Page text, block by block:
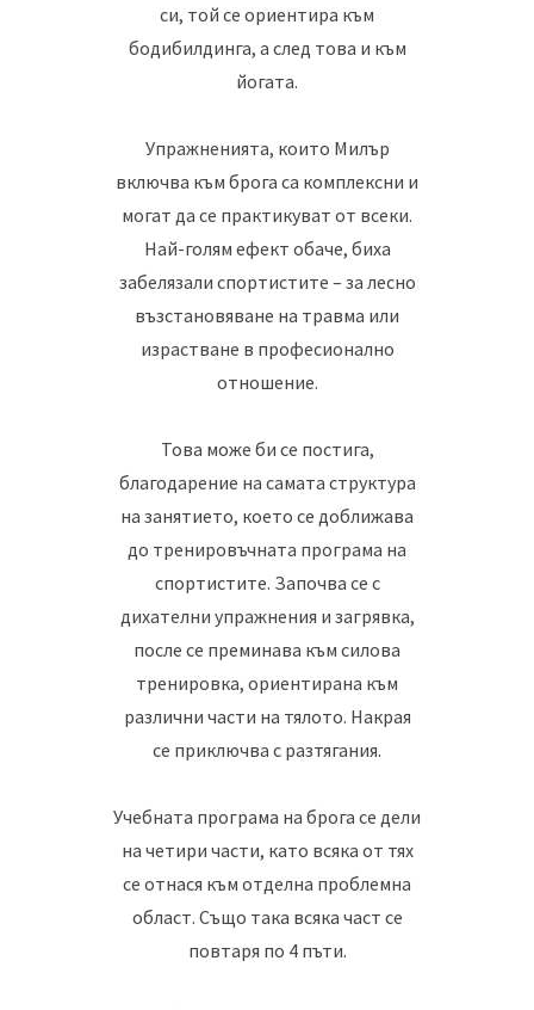
си, той се ориентира към
бодибилдинга, а след това и към
йогата.
Упражненията, които Милър
включва към брога са комплексни и
могат да се практикуват от всеки.
Най-голям ефект обаче, биха
забелязали спортистите – за лесно
възстановяване на травма или
израстване в професионално
отношение.
Това може би се постига,
благодарение на самата структура
на занятието, което се доближава
до тренировъчната програма на
спортистите. Започва се с
дихателни упражнения и загрявка,
после се преминава към силова
тренировка, ориентирана към
различни части на тялото. Накрая
се приключва с разтягания.
Учебната програма на брога се дели
на четири части, като всяка от тях
се отнася към отделна проблемна
област. Също така всяка част се
повтаря по 4 пъти.